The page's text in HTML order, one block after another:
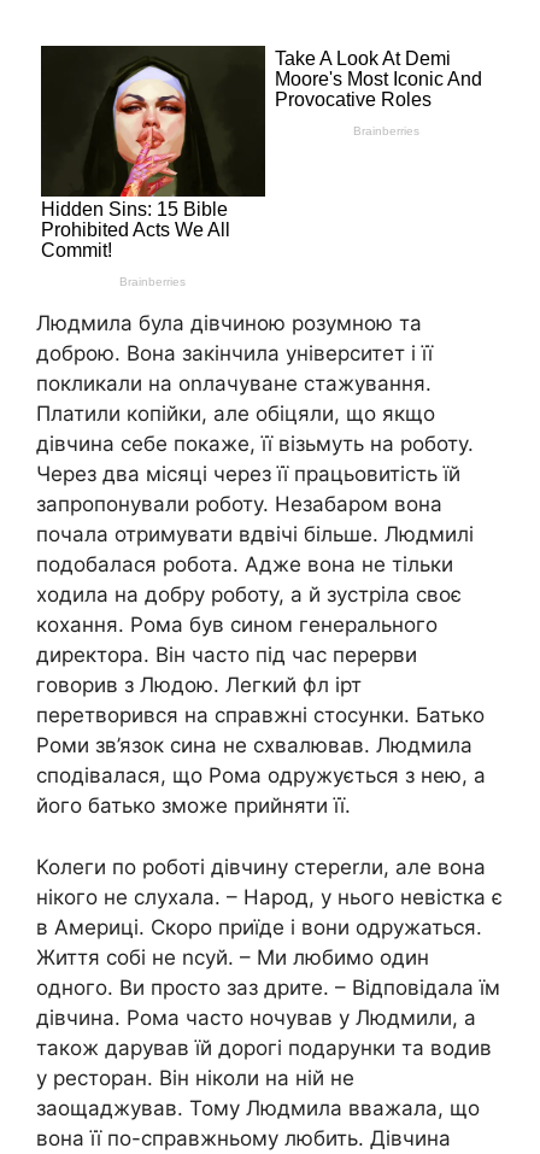
Людмила була дівчиною розумною та
доброю. Вона закінчила університет і її
покликали на оnлачуване стажування.
Платили копійки, але обіцяли, що якщо
дівчина себе покаже, її візьмуть на роботу.
Через два місяці через її працьовитість їй
запропонували роботу. Незабаром вона
почала отримувати вдвічі більше. Людмилі
подобалася робота. Адже вона не тільки
ходила на добру роботу, а й зустріла своє
кохання. Рома був сином генерального
директора. Він часто під час перерви
говорив з Людою. Легкий фл ірт
перетворився на справжні стосунки. Батько
Роми зв’язок сина не схвалював. Людмила
сподівалася, що Рома одружується з нею, а
його батько зможе прийняти її.
Колеги по роботі дівчину стереrли, але вона
нікого не слухала. – Народ, у нього невістка є
в Америці. Скоро приїде і вони одружаться.
Життя собі не nсуй. – Ми любимо один
одного. Ви просто заз дрите. – Відповідала їм
дівчина. Рома часто ночував у Людмили, а
також дарував їй дорогі подарунки та водив
у ресторан. Він ніколи на ній не
заощаджував. Тому Людмила вважала, що
вона її по-справжньому любить. Дівчина